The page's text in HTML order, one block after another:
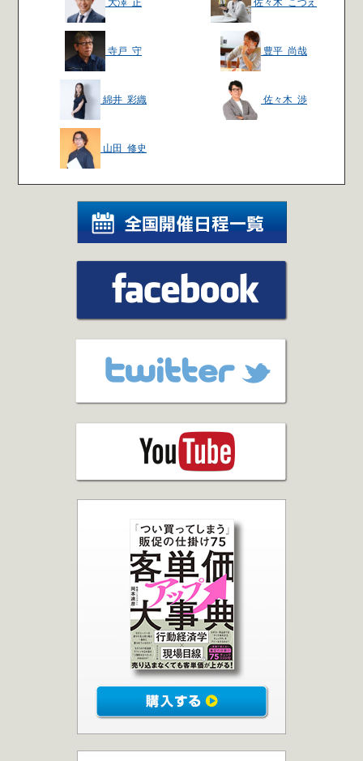
大澤 正 佐々木 こづえ
寺戸 守 豊平 尚哉
綿井 彩織 佐々木 渉
山田 修史